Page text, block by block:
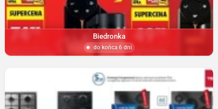
Biedronka
do końca 6 dni